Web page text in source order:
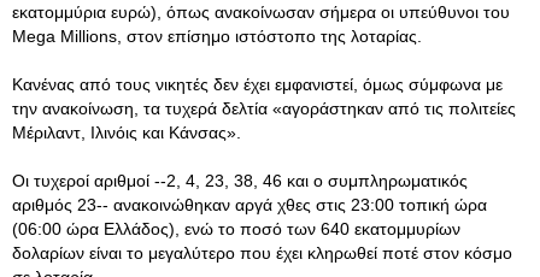
εκατομμύρια ευρώ), όπως ανακοίνωσαν σήμερα οι υπεύθυνοι του
Mega Millions, στον επίσημο ιστόστοπο της λοταρίας.
Κανένας από τους νικητές δεν έχει εμφανιστεί, όμως σύμφωνα με
την ανακοίνωση, τα τυχερά δελτία «αγοράστηκαν από τις πολιτείες
Μέριλαντ, Ιλινόις και Κάνσας».
Οι τυχεροί αριθμοί --2, 4, 23, 38, 46 και ο συμπληρωματικός
αριθμός 23-- ανακοινώθηκαν αργά χθες στις 23:00 τοπική ώρα
(06:00 ώρα Ελλάδος), ενώ το ποσό των 640 εκατομμυρίων
δολαρίων είναι το μεγαλύτερο που έχει κληρωθεί ποτέ στον κόσμο